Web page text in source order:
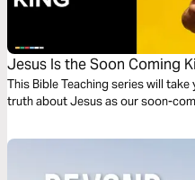
Jesus Is the Soon Coming
This Bible Teaching series will
truth about Jesus as our soon-